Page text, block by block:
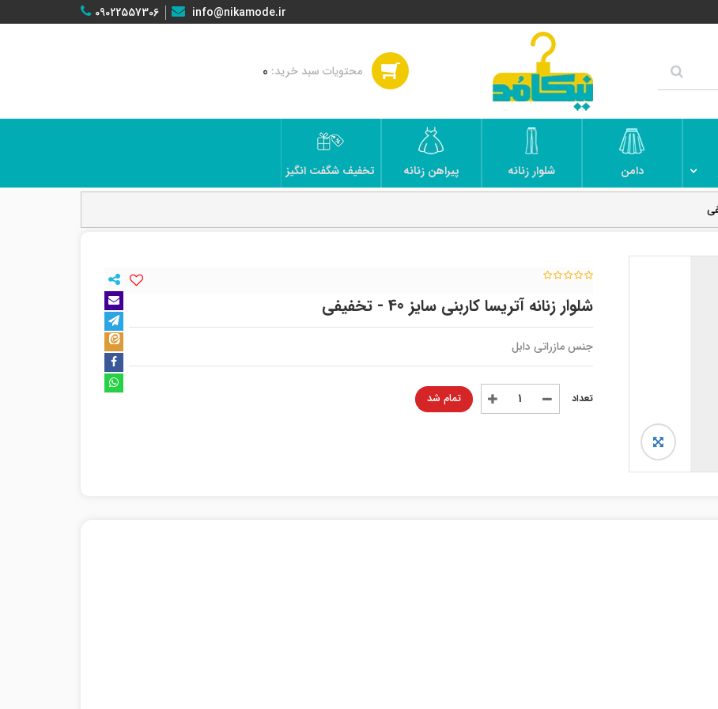
09022557306 info@nikamode.ir
0
دامن شلوار زنانه پیراهن زنانه تخفیف شگفت انگیز
شلوار زنانه آتریسا کاربنی سایز 40 - تخفیفی
جنس مازراتی دابل
تمام شد